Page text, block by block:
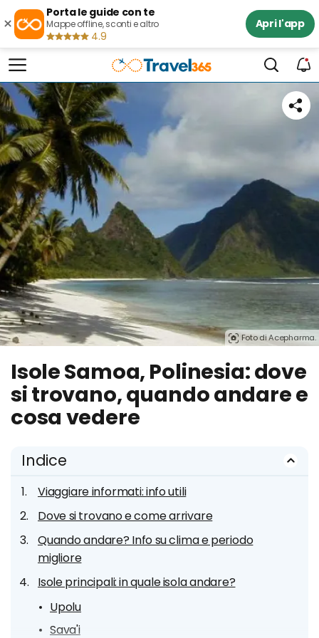
×
Porta le guide con te
Mappe offline, sconti e altro
4.9
Apri l'app
Foto di Acepharma.
Isole Samoa, Polinesia: dove
si trovano, quando andare e
cosa vedere
Indice
Viaggiare informati: info utili
Dove si trovano e come arrivare
Quando andare? Info su clima e periodo
migliore
Isole principali: in quale isola andare?
Upolu
Sava'i